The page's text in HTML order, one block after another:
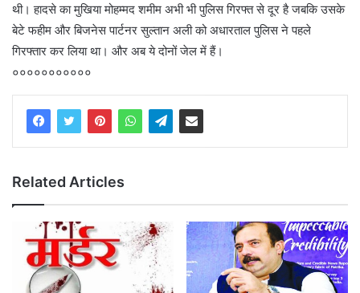
थी। हादसे का मुखिया मोहम्मद शमीम अभी भी पुलिस गिरफ्त से दूर है जबकि उसके
बेटे फहीम और बिजनेस पार्टनर सुल्तान अली को अधारताल पुलिस ने पहले
गिरफ्तार कर लिया था। और अब ये दोनों जेल में हैं।
०००००००००००
Related Articles